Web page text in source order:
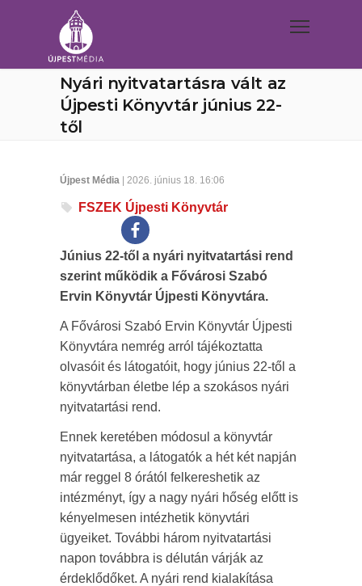
Nyári nyitvatartásra vált az
Újpesti Könyvtár június 22-
től
Újpest Média | 2026. június 18. 16:06
FSZEK Újpesti Könyvtár
Június 22-től a nyári nyitvatartási rend
szerint működik a Fővárosi Szabó
Ervin Könyvtár Újpesti Könyvtára.
A Fővárosi Szabó Ervin Könyvtár Újpesti
Könyvtára nemrég arról tájékoztatta
olvasóit és látogatóit, hogy június 22-től a
könyvtárban életbe lép a szokásos nyári
nyitvatartási rend.
Ennek keretében módosul a könyvtár
nyitvatartása, a látogatók a hét két napján
már reggel 8 órától felkereshetik az
intézményt, így a nagy nyári hőség előtt is
kényelmesen intézhetik könyvtári
ügyeiket. További három nyitvatartási
napon továbbra is délután várják az
érdeklődőket. A nyári rend kialakítása